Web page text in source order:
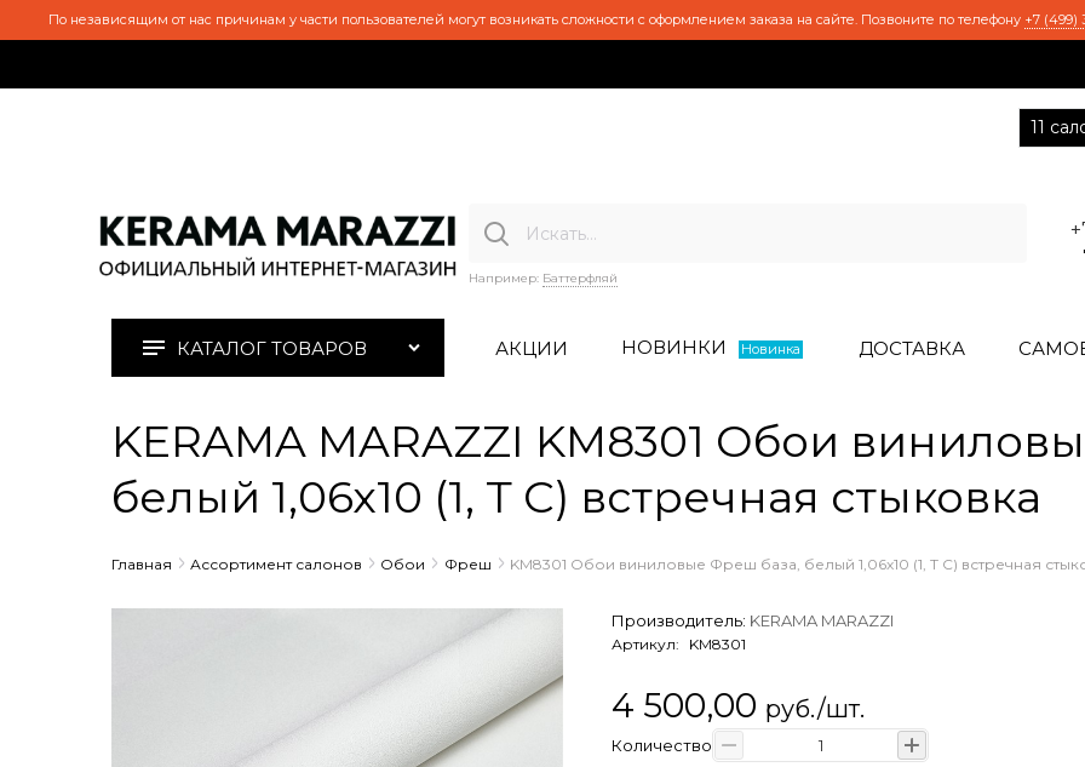
По независящим от нас причинам у части пользователей могут возникать сложности с оформлением заказа на сайте. Позвоните по телефону +7 (499)
11
Например: Баттерфляй
КАТАЛОГ ТОВАРОВ АКЦИИ НОВИНКИ Новинка ДОСТАВКА
KERAMA MARAZZI KM8301 Обои
белый 1,06х10 (1, Т C) встречная стыковка
Главная Ассортимент салонов Обои Фреш KM8301 Обои виниловые Фреш база, белый 1,06х10 (1, Т C) встречная
Производитель: KERAMA MARAZZI
Артикул: KM8301
4 500,00 руб./шт.
Количество